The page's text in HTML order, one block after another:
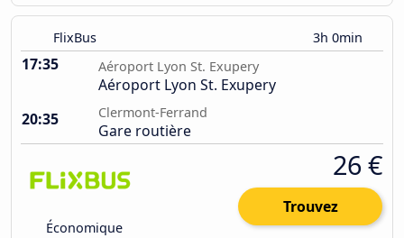
FlixBus 3h 0min
17:35 Aéroport Lyon St. Exupery
Aéroport Lyon St. Exupery
20:35
Clermont-Ferrand
Gare routière
Économique
26 €
Trouvez